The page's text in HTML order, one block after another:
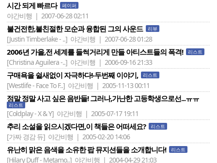
시간 되게 빠르다 페이퍼
야간비행 | 2007-06-28 02:11
불건전한,불친절한 모순과 융합된 그의 사운드 리뷰
[Justin Timberlake - ..] 야간비행 | 2007-06-28 01:28
2006년 가을,전 세계를 들썩거리게 만들 아티스트들의 폭격! 리스트
[Christina Aguilera -..] 야간비행 | 2006-09-16 21:33
구매욕을 쉴새없이 자극하다!-두번째 이야기, 리스트
[Westlife - Face To F..] 야간비행 | 2005-11-13 00:11
정말 정말 사고 싶은 음반들! 그러나,가난한 고등학생으로선...ㅠㅠ
리스트
[Coldplay - X & Y] 야간비행 | 2005-07-17 19:11
추리 소설을 읽으시겠다면,이 책들은 어떠세요? 리스트
[가짜 경감 듀] 야간비행 | 2005-02-20 14:06
유난히 맑은 음색을 소유한 팝 뮤지션들을 소개합니다! 리스트
[Hilary Duff - Metamo..] 야간비행 | 2004-04-29 21:03